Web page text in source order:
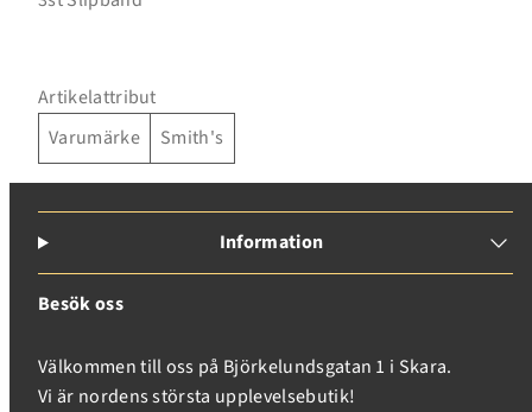
Artikelattribut
Varumärke
Smith's
Information
Besök oss
Välkommen till oss på Björkelundsgatan 1 i Skara.
Vi är nordens största upplevelsebutik!